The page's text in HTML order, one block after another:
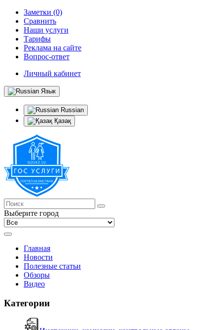
Заметки (0)
Сравнить
Наши услуги
Тарифы
Реклама на сайте
Вопрос-ответ
Личный кабинет
Язык
Russian
Қазақ
Выберите город
Главная
Новости
Полезные статьи
Обзоры
Видео
Категории